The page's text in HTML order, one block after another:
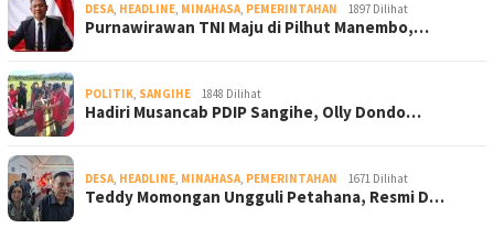
DESA, HEADLINE, MINAHASA, PEMERINTAHAN 1897 Dilihat
Purnawirawan TNI Maju di Pilhut Manembo,…
POLITIK, SANGIHE 1848 Dilihat
Hadiri Musancab PDIP Sangihe, Olly Dondo…
DESA, HEADLINE, MINAHASA, PEMERINTAHAN 1671 Dilihat
Teddy Momongan Ungguli Petahana, Resmi D…